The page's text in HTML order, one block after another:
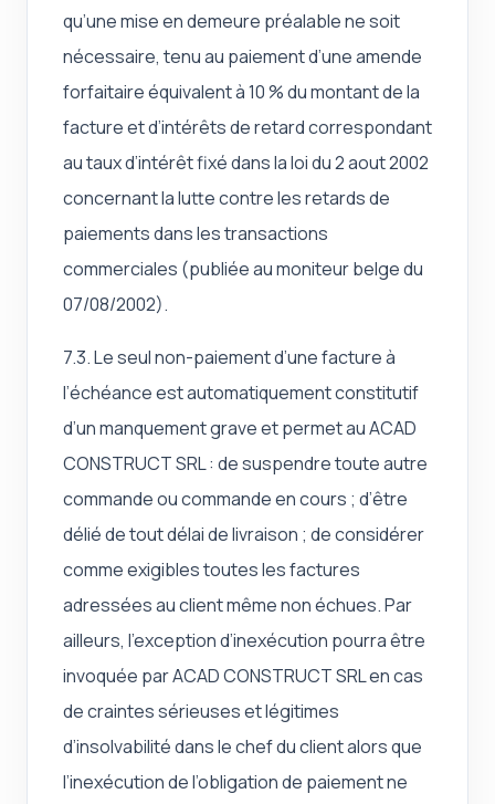
qu’une mise en demeure préalable ne soit
nécessaire, tenu au paiement d’une amende
forfaitaire équivalent à 10 % du montant de la
facture et d’intérêts de retard correspondant
au taux d’intérêt fixé dans la loi du 2 aout 2002
concernant la lutte contre les retards de
paiements dans les transactions
commerciales (publiée au moniteur belge du
07/08/2002).
7.3. Le seul non-paiement d’une facture à
l’échéance est automatiquement constitutif
d’un manquement grave et permet au ACAD
CONSTRUCT SRL : de suspendre toute autre
commande ou commande en cours ; d’être
délié de tout délai de livraison ; de considérer
comme exigibles toutes les factures
adressées au client même non échues. Par
ailleurs, l’exception d’inexécution pourra être
invoquée par ACAD CONSTRUCT SRL en cas
de craintes sérieuses et légitimes
d’insolvabilité dans le chef du client alors que
l’inexécution de l’obligation de paiement ne